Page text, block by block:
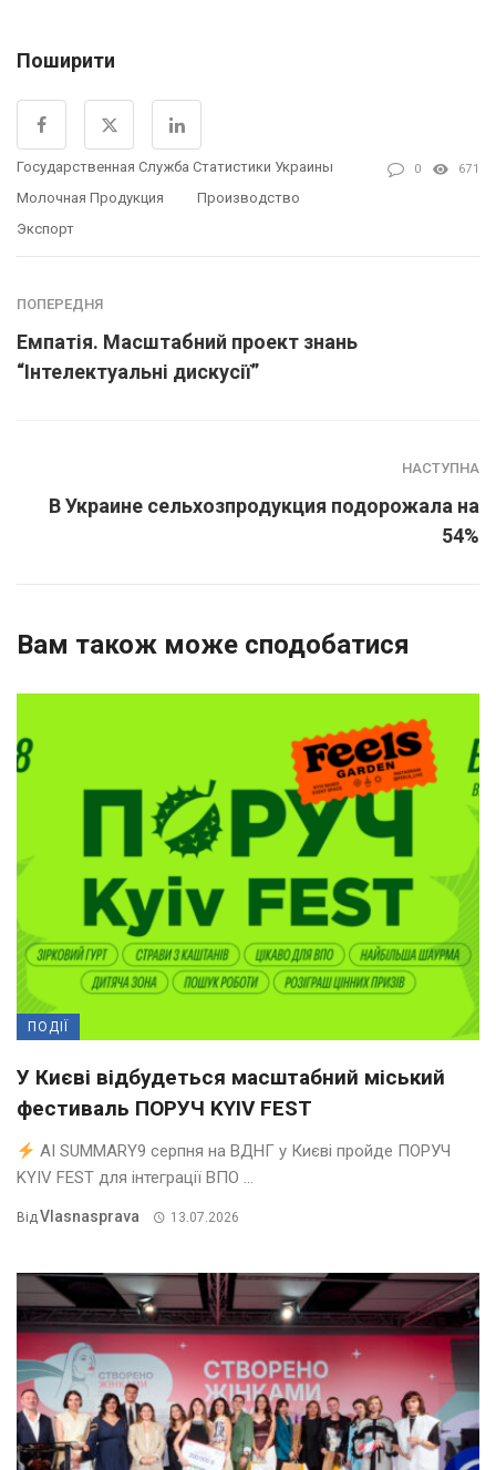
Поширити
Государственная Служба Статистики Украины
Молочная Продукция
Производство
Экспорт
0 671
ПОПЕРЕДНЯ
Емпатія. Масштабний проект знань
“Інтелектуальні дискусії”
НАСТУПНА
В Украине сельхозпродукция подорожала на
54%
Вам також може сподобатися
ПОДІЇ
У Києві відбудеться масштабний міський
фестиваль ПОРУЧ KYIV FEST
AI SUMMARY9 серпня на ВДНГ у Києві пройде ПОРУЧ
KYIV FEST для інтеграції ВПО ...
ВідVlasnasprava 13.07.2026